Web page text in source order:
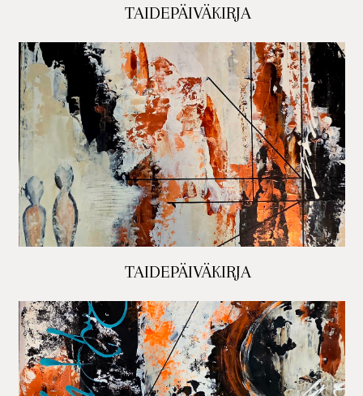
TAIDEPÄIVÄKIRJA
TAIDEPÄIVÄKIRJA